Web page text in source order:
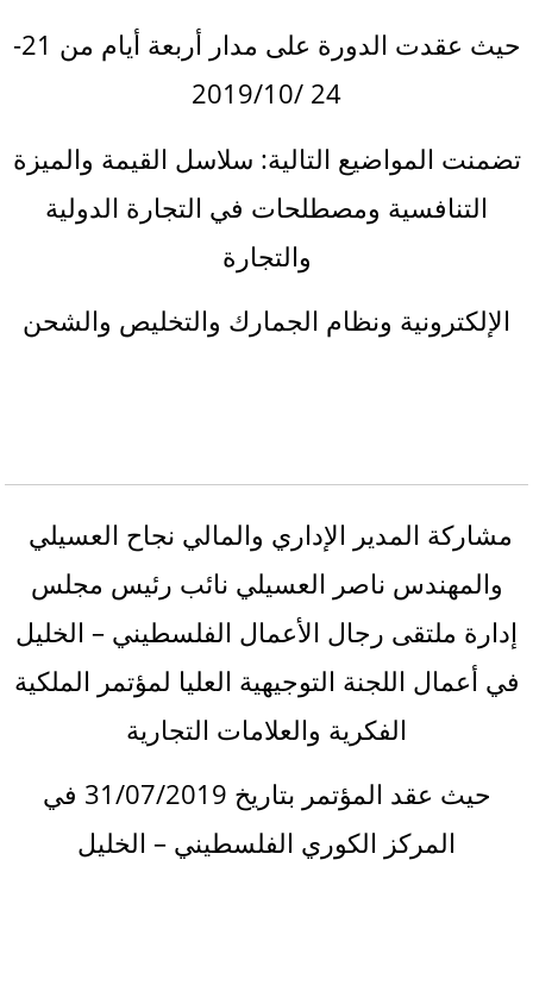
حيث عقدت الدورة على مدار أربعة أيام من 21-
24 /2019/10
تضمنت المواضيع التالية: سلاسل القيمة والميزة
التنافسية ومصطلحات في التجارة الدولية
والتجارة
الإلكترونية ونظام الجمارك والتخليص والشحن
والمهندس ناصر العسيلي نائب رئيس مجلس
إدارة ملتقى رجال الأعمال الفلسطيني – الخليل
في أعمال اللجنة التوجيهية العليا لمؤتمر الملكية
الفكرية والعلامات التجارية
حيث عقد المؤتمر بتاريخ 31/07/2019 في
المركز الكوري الفلسطيني – الخليل